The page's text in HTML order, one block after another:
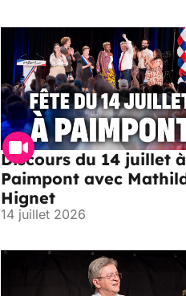
Discours du 14 juillet à
Paimpont avec
Hignet
14 juillet 2026